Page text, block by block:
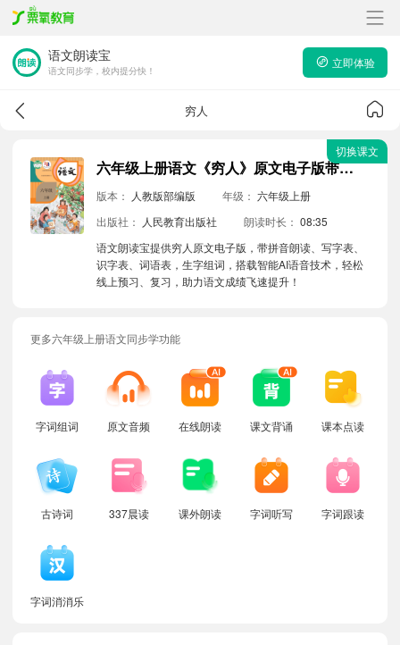
语文朗读宝
语文同步学，校内提分快！
立即体验
穷人
六年级上册语文《穷人》原文电子版带拼音朗读音频
版本： 人教版部编版 年级： 六年级上册
出版社：
人民教育出版社 朗读时长： 08:35
语文朗读宝提供穷人原文电子版，带拼音朗读、写字表、
识字表、词语表，生字组词，搭载智能AI语音技术，轻松
线上预习、复习，助力语文成绩飞速提升！
切换课文
更多六年级上册语文同步学功能
字词组词 原文音频 在线朗读 课文背诵 课本点读
古诗词 337晨读 课外朗读 字词听写 字词跟读
字词消消乐